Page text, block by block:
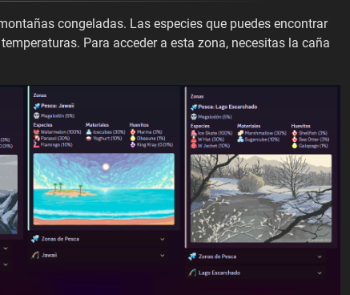
congeladas. Las especies que puedes encontrar
Para acceder a esta zona, necesitas la caña